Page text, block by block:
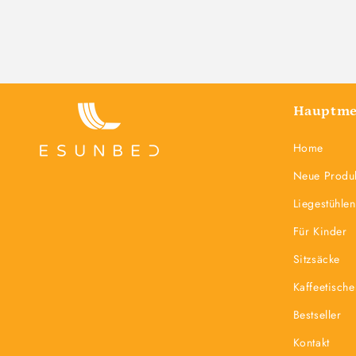
Home
Neue
Liegestühlen
Für Kinder
Sitzsäcke
Bestseller
Kontakt